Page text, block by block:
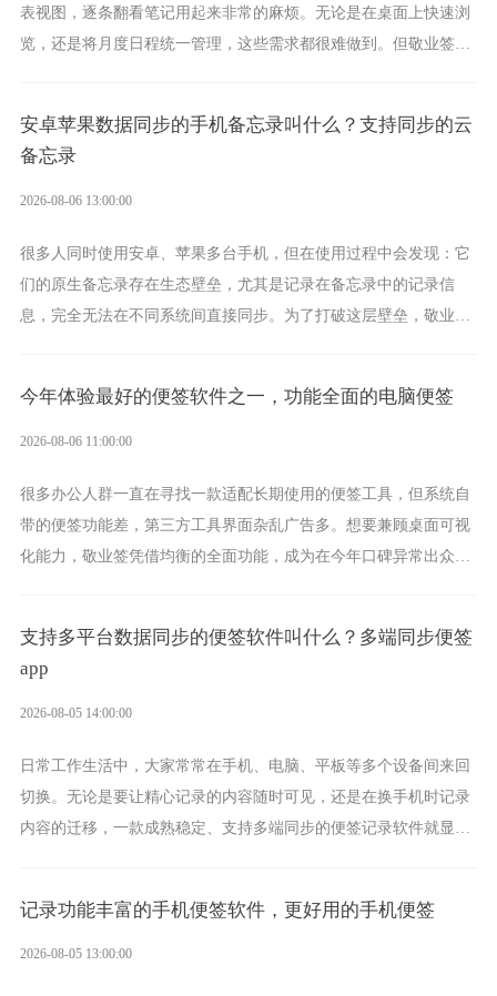
表视图，逐条翻看笔记用起来非常的麻烦。无论是在桌面上快速浏
览，还是将月度日程统一管理，这些需求都很难做到。但敬业签作
安卓苹果数据同步的手机备忘录叫什么？支持同步的云
备忘录
2026-08-06 13:00:00
很多人同时使用安卓、苹果多台手机，但在使用过程中会发现：它
们的原生备忘录存在生态壁垒，尤其是记录在备忘录中的记录信
息，完全无法在不同系统间直接同步。为了打破这层壁垒，敬业签
今年体验最好的便签软件之一，功能全面的电脑便签
2026-08-06 11:00:00
很多办公人群一直在寻找一款适配长期使用的便签工具，但系统自
带的便签功能差，第三方工具界面杂乱广告多。想要兼顾桌面可视
化能力，敬业签凭借均衡的全面功能，成为在今年口碑异常出众的
支持多平台数据同步的便签软件叫什么？多端同步便签
app
2026-08-05 14:00:00
日常工作生活中，大家常常在手机、电脑、平板等多个设备间来回
切换。无论是要让精心记录的内容随时可见，还是在换手机时记录
内容的迁移，一款成熟稳定、支持多端同步的便签记录软件就显得
记录功能丰富的手机便签软件，更好用的手机便签
2026-08-05 13:00:00